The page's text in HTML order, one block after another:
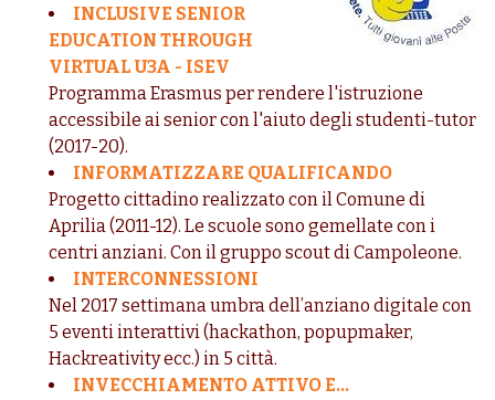
INCLUSIVE SENIOR
EDUCATION THROUGH
VIRTUAL U3A - ISEV
Programma Erasmus per rendere l'istruzione
accessibile ai senior con l'aiuto degli studenti-tutor
(2017-20).
INFORMATIZZARE QUALIFICANDO
Progetto cittadino realizzato con il Comune di
Aprilia (2011-12). Le scuole sono gemellate con i
centri anziani. Con il gruppo scout di Campoleone.
INTERCONNESSIONI
Nel 2017 settimana umbra dell’anziano digitale con
5 eventi interattivi (hackathon, popupmaker,
Hackreativity ecc.) in 5 città.
INVECCHIAMENTO ATTIVO E...